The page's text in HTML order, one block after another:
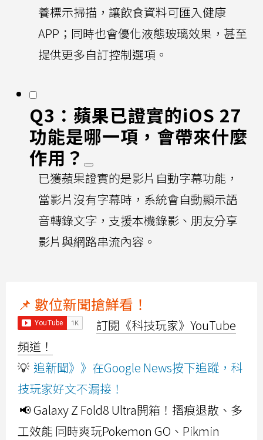
養標示掃描，讓飲食資料可匯入健康
APP；同時也會優化液態玻璃效果，甚至
提供更多自訂控制選項。
Q3：蘋果已證實的iOS 27
功能是哪一項，會帶來什麼
作用？
已獲蘋果證實的是影片自動字幕功能，
當影片沒有字幕時，系統會自動顯示語
音轉錄文字，支援本機錄影、朋友分享
影片與網路串流內容。
📌 數位新聞搶鮮看！
訂閱《科技玩家》YouTube
頻道！
💡 追新聞》》在Google News按下追蹤，科
技玩家好文不漏接！
📢 Galaxy Z Fold8 Ultra開箱！摺痕退散、多
工效能 同時爽玩Pokemon GO、Pikmin